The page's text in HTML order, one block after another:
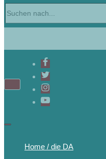
Navigations-
Navigations-
Home / die DA